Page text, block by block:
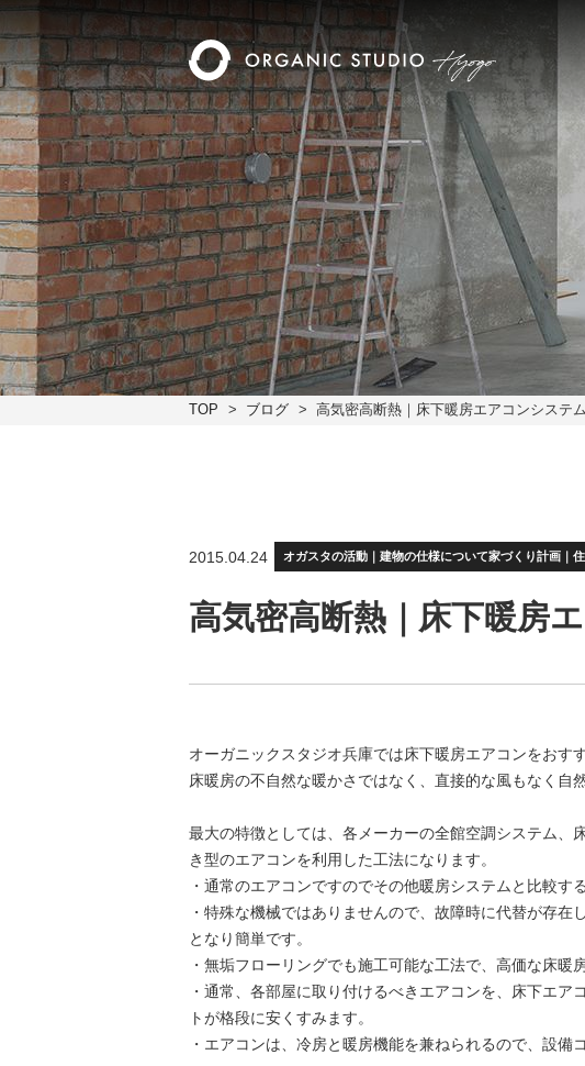
TOP ブログ 高気密高断熱｜床下暖房エアコンシステム
2015.04.24 オガスタの活動｜建物の仕様について家づくり計画｜
高気密高断熱｜床下暖房
オーガニックスタジオ兵庫では床下暖房エアコンをおす
床暖房の不自然な暖かさではなく、直接的な風もなく自
最大の特徴としては、各メーカーの全館空調システム、
き型のエアコンを利用した工法になります。
・通常のエアコンですのでその他暖房システムと比較す
・特殊な機械ではありませんので、故障時に代替が存
となり簡単です。
・無垢フローリングでも施工可能な工法で、高価な床暖
・通常、各部屋に取り付けるべきエアコンを、床下エ
トが格段に安くすみます。
・エアコンは、冷房と暖房機能を兼ねられるので、設備